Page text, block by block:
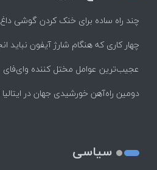
چند راه‌ ساده برای خنک کردن گوشی داغ
چهار کاری که هنگام شارژ آیفون نباید
عجیب‌ترین عوامل مختل کننده وای‌فای
دومین راه‌آهن خورشیدی جهان در
سیاسی